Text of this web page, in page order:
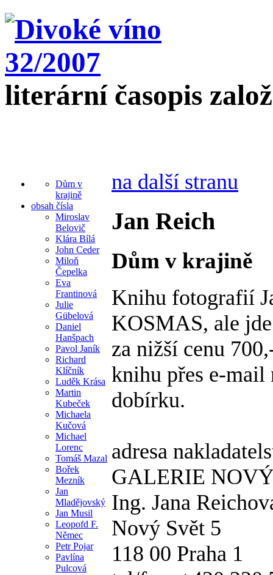
literární časopis
Dům v
krajině
obsah čísla
Miroslav
Belovič
Klára Bílá
John Ceder
Miloň
Čepelka
Eva
Frantinová
Julie
Gübelová
Daniel
Hanšpach
Pavol Janík
Richard
Klíčník
Luděk Krása
Martin
Kubeček
Michaela
Kučová
Michael
Lorenc
Tomáš Mazal
Bořek
Mezník
Jan
Mladějovský
Jan Musil
Leopofd F.
Němec
Petr Pojar
Pavlína
Pulcová
na další stranu
Jan Reich
Dům v krajině
Knihu fotografií
KOSMAS, ale
za nižší cenu
knihu přes e-mail
dobírku.
adresa
GALERIE
Ing. Jana
Nový Svět 5
118 00 Praha 1